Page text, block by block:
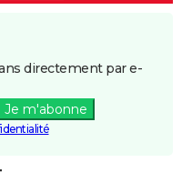
directement par e-
Je m'abonne